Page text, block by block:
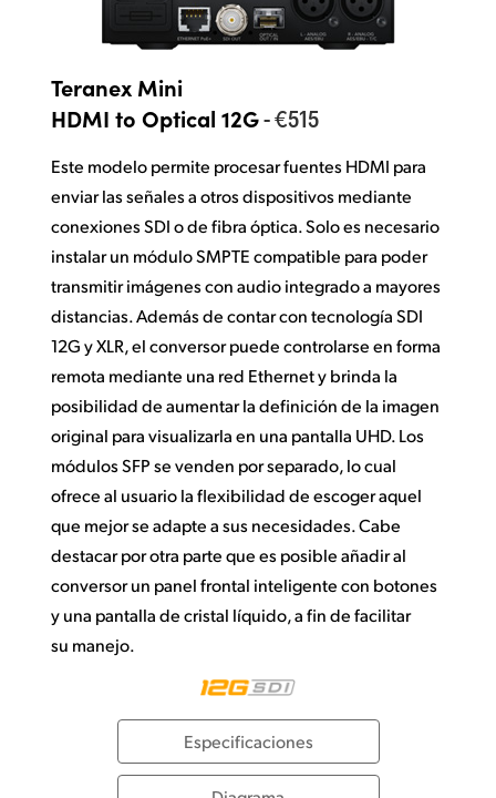
Teranex Mini
HDMI to Optical 12G- €515
Este modelo permite procesar fuentes HDMI para
enviar las señales a otros dispositivos mediante
conexiones SDI o de fibra óptica. Solo es necesario
instalar un módulo SMPTE compatible para poder
transmitir imágenes con audio integrado a mayores
distancias. Además de contar con tecnología SDI
12G y XLR, el conversor puede controlarse en forma
remota mediante una red Ethernet y brinda la
posibilidad de aumentar la definición de la imagen
original para visualizarla en una pantalla UHD. Los
módulos SFP se venden por separado, lo cual
ofrece al usuario la flexibilidad de escoger aquel
que mejor se adapte a sus necesidades. Cabe
destacar por otra parte que es posible añadir al
conversor un panel frontal inteligente con botones
y una pantalla de cristal líquido, a fin de facilitar
su manejo.
Especificaciones